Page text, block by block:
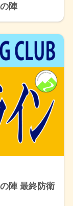
陣
陣 最終防衛